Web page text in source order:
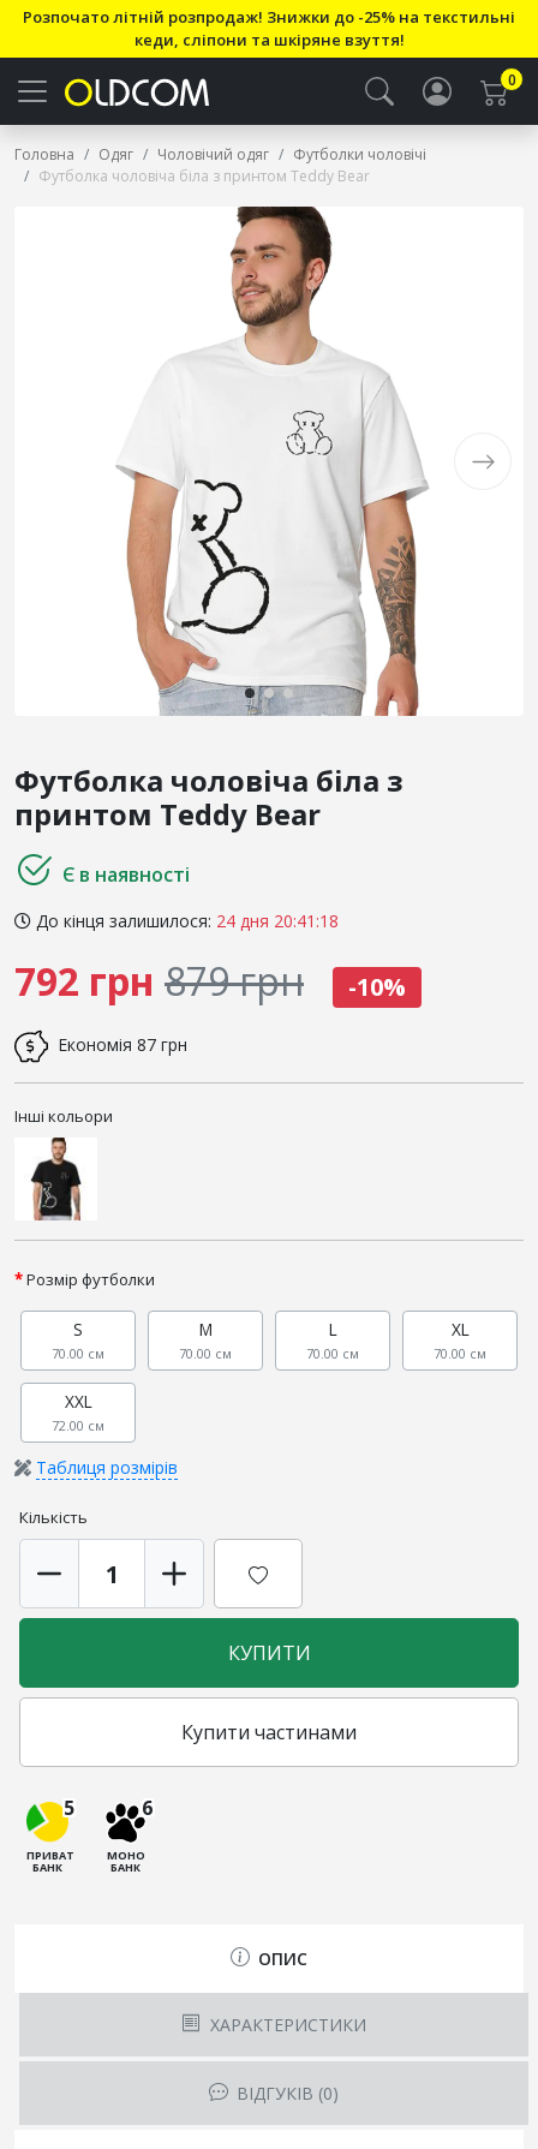
Розпочато літній розпродаж! Знижки до -25% на текстильні
кеди, сліпони та шкіряне взуття!
0
Головна Одяг Чоловічий одяг
Футболки чоловічі
Футболка чоловіча біла з принтом Teddy Bear
Футболка чоловіча біла з
принтом Teddy Bear
Є в наявності
До кінця залишилося: 24 дня 20:41:18
792 грн 879 грн -10%
Економія 87 грн
Інші кольори
Розмір футболки
S
70.00 см
M
70.00 см
L
70.00 см
XL
70.00 см
XXL
72.00 см
Таблиця розмірів
Кількість
КУПИТИ
Купити частинами
5
ПРИВАТ
БАНК
6
МОНО
БАНК
ОПИС
ХАРАКТЕРИСТИКИ
ВІДГУКІВ (0)